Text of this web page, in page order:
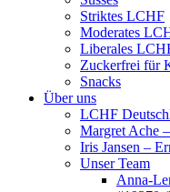
Striktes LCHF
Moderates
Liberales
Zuckerfrei für
Snacks
Über uns
LCHF
Margret Ache
Iris Jansen –
Unser Team
Anna-